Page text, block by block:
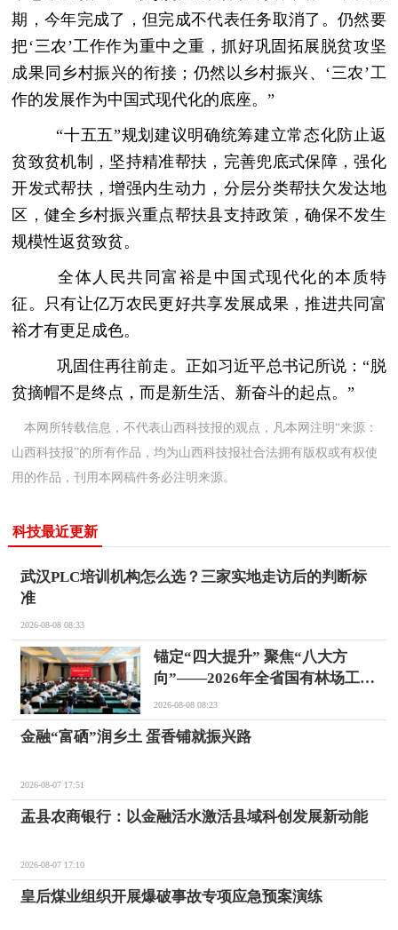
期，今年完成了，但完成不代表任务取消了。仍然要
把‘三农’工作作为重中之重，抓好巩固拓展脱贫攻坚
成果同乡村振兴的衔接；仍然以乡村振兴、‘三农’工
作的发展作为中国式现代化的底座。”
“十五五”规划建议明确统筹建立常态化防止返
贫致贫机制，坚持精准帮扶，完善兜底式保障，强化
开发式帮扶，增强内生动力，分层分类帮扶欠发达地
区，健全乡村振兴重点帮扶县支持政策，确保不发生
规模性返贫致贫。
全体人民共同富裕是中国式现代化的本质特
征。只有让亿万农民更好共享发展成果，推进共同富
裕才有更足成色。
巩固住再往前走。正如习近平总书记所说：“脱
贫摘帽不是终点，而是新生活、新奋斗的起点。”
本网所转载信息，不代表山西科技报的观点，凡本网注明“来源：
山西科技报”的所有作品，均为山西科技报社合法拥有版权或有权使
用的作品，刊用本网稿件务必注明来源。
科技最近更新
武汉PLC培训机构怎么选？三家实地走访后的判断标
准
2026-08-08 08:33
锚定“四大提升” 聚焦“八大方
向”——2026年全省国有林场工作
推进培训会在忻州五寨召开
2026-08-08 08:23
金融“富硒”润乡土 蛋香铺就振兴路
2026-08-07 17:51
盂县农商银行：以金融活水激活县域科创发展新动能
2026-08-07 17:10
皇后煤业组织开展爆破事故专项应急预案演练